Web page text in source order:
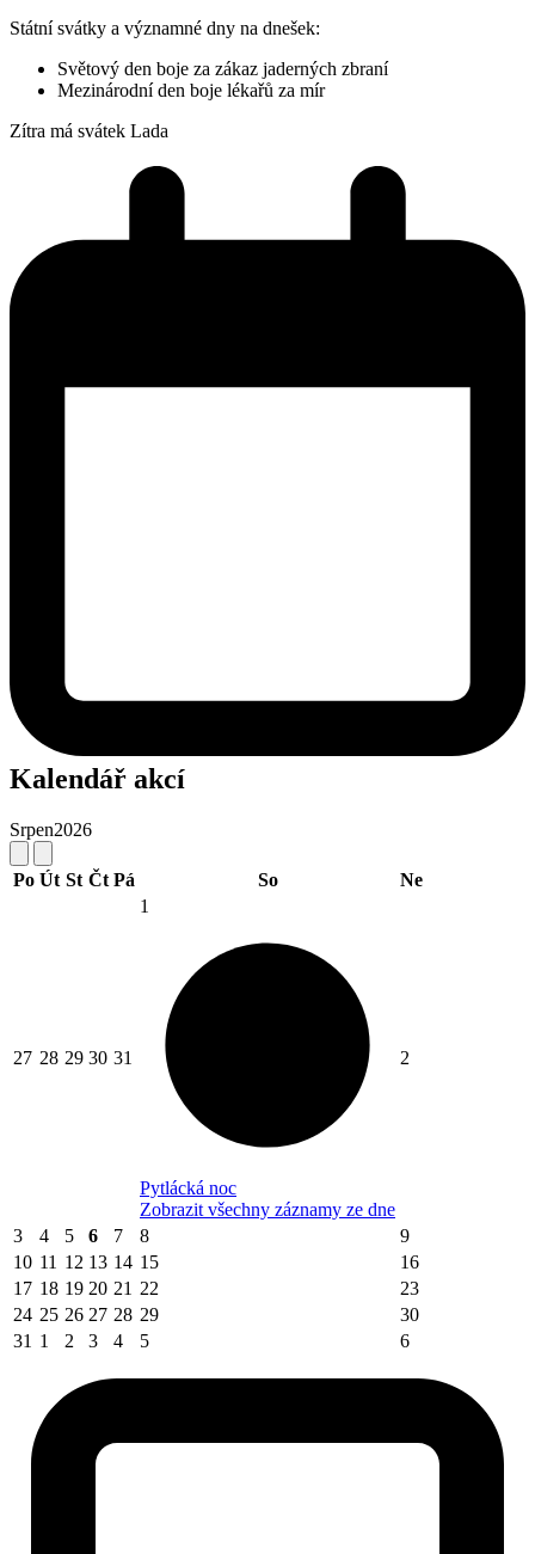
Státní svátky a významné dny na dnešek:
Světový den boje za zákaz jaderných zbraní
Mezinárodní den boje lékařů za mír
Zítra má svátek Lada
Kalendář akcí
Srpen2026
Po Út St Čt Pá So Ne
27 28 29 30 31
1
Pytlácká noc
Zobrazit všechny záznamy ze dne
2
3 4 5 6 7 8
9
10 11 12 13 14 15
16
17 18 19 20 21 22
23
24 25 26 27 28 29
30
31 1 2 3 4 5 6